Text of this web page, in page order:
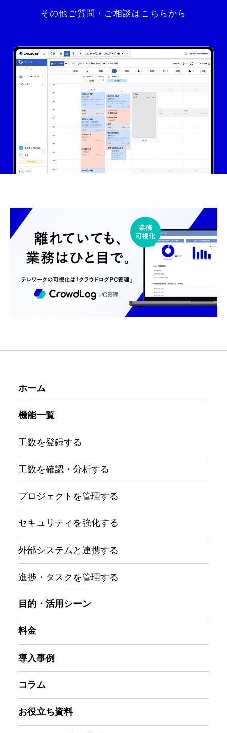
その他ご質問・ご相談はこちらから
ホーム
機能一覧
工数を登録する
工数を確認・分析する
プロジェクトを管理する
セキュリティを強化する
外部システムと連携する
進捗・タスクを管理する
目的・活用シーン
料金
導入事例
コラム
お役立ち資料